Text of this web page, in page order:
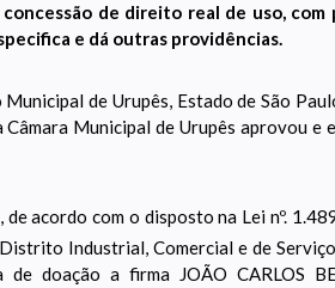
de direito real de uso, com
e dá outras providências.
de Urupês, Estado de São
Câmara Municipal de Urupês aprovou e
acordo com o disposto na Lei nº.
Industrial, Comercial e de
doação a firma JOÃO CARLOS